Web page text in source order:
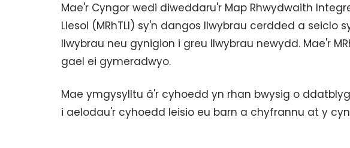
Mae'r Cyngor wedi diweddaru'r Map Rhwydwaith
Llesol (MRhTLl) sy'n dangos llwybrau cerdded a
llwybrau neu gynigion i greu llwybrau newydd. Mae'r
gael ei gymeradwyo.
Mae ymgysylltu â'r cyhoedd yn rhan bwysig o
i aelodau'r cyhoedd leisio eu barn a chyfrannu at y